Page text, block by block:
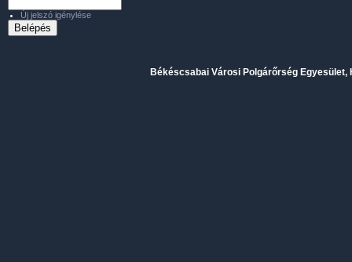
Új jelszó igénylése
Békéscsabai Városi Polgárőrség Egyesület,